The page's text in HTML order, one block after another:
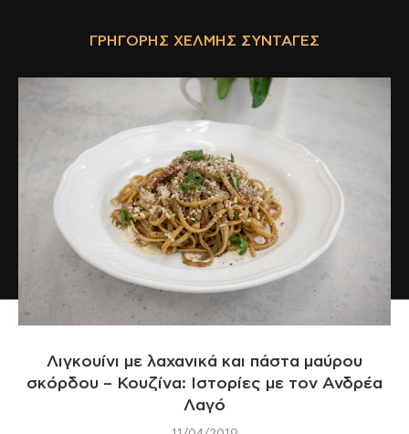
ΓΡΗΓΌΡΗΣ ΧΈΛΜΗΣ ΣΥΝΤΑΓΈΣ
Λιγκουίνι με λαχανικά και πάστα μαύρου
σκόρδου – Κουζίνα: Ιστορίες με τον Ανδρέα
Λαγό